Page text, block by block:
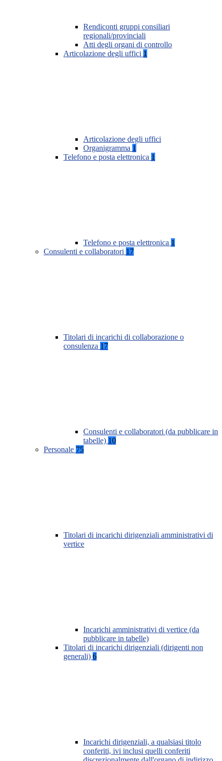
Rendiconti gruppi consiliari
regionali/provinciali
Atti degli organi di controllo
Articolazione degli uffici 1
Articolazione degli uffici
Organigramma 1
Telefono e posta elettronica 1
Telefono e posta elettronica 1
Consulenti e collaboratori 17
Titolari di incarichi di collaborazione o
consulenza 17
Consulenti e collaboratori (da pubblicare in
tabelle) 10
Personale 75
Titolari di incarichi dirigenziali amministrativi di
vertice
Incarichi amministrativi di vertice (da
pubblicare in tabelle)
Titolari di incarichi dirigenziali (dirigenti non
generali) 6
Incarichi dirigenziali, a qualsiasi titolo
conferiti, ivi inclusi quelli conferiti